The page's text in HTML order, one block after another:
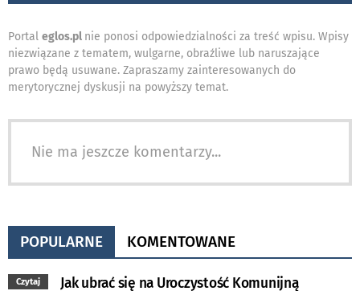
Portal eglos.pl nie ponosi odpowiedzialności za treść wpisu. Wpisy
niezwiązane z tematem, wulgarne, obraźliwe lub naruszające
prawo będą usuwane. Zapraszamy zainteresowanych do
merytorycznej dyskusji na powyższy temat.
Nie ma jeszcze komentarzy...
POPULARNE KOMENTOWANE
Czytaj Jak ubrać się na Uroczystość Komunijną